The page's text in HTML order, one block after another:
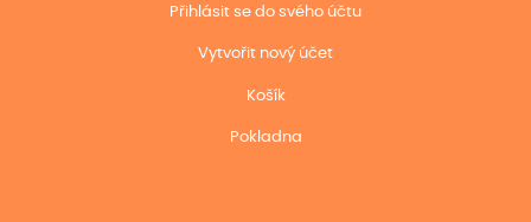
Přihlásit se do svého účtu
Vytvořit nový účet
Košík
Pokladna